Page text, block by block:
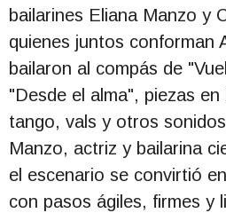
bailarines Eliana Manzo y
quienes juntos conforman
bailaron al compás de
"Desde el alma", piezas
tango, vals y otros
Manzo, actriz y bailarina
el escenario se convirtió
con pasos ágiles, firmes y